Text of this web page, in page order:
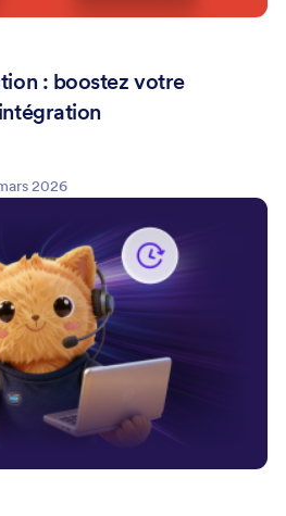
: boostez votre
2026